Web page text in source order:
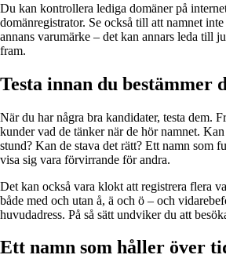
Du kan kontrollera lediga domäner på
domänregistrator. Se också till att namnet
annans varumärke – det kan annars leda till
fram.
Testa innan du bestämmer
När du har några bra kandidater, testa dem.
kunder vad de tänker när de hör namnet.
stund? Kan de stava det rätt? Ett namn som
visa sig vara förvirrande för andra.
Det kan också vara klokt att registrera flera
både med och utan å, ä och ö – och
huvudadress. På så sätt undviker du att
Ett namn som håller över